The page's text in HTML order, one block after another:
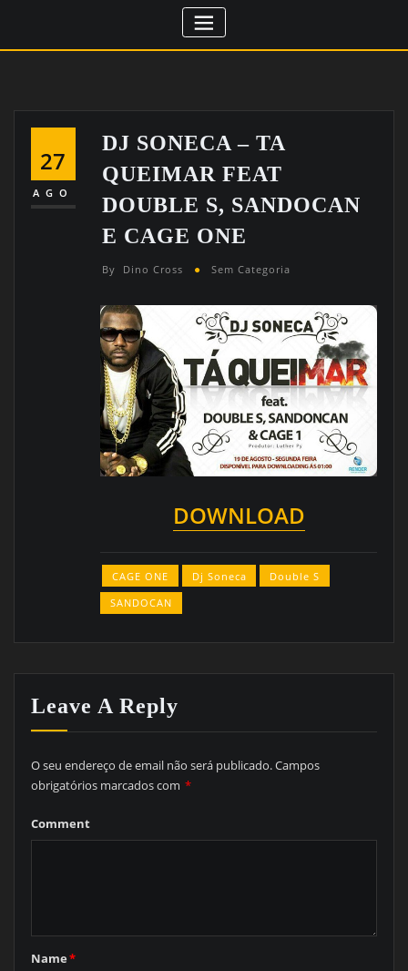
27
AGO
DJ SONECA – TA
QUEIMAR FEAT
DOUBLE S, SANDOCAN
E CAGE ONE
By Dino Cross Sem Categoria
DOWNLOAD
CAGE ONE Dj Soneca
Double S
SANDOCAN
Leave A Reply
O seu endereço de email não será publicado.Campos
obrigatórios marcados com *
Comment
Name*